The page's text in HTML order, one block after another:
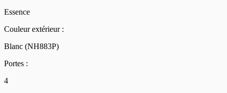
Essence
Couleur extérieur :
Blanc (NH883P)
Portes :
4